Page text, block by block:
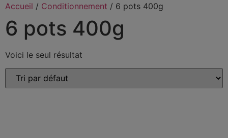
Accueil / Conditionnement / 6 pots 400g
6 pots 400g
Voici le seul résultat